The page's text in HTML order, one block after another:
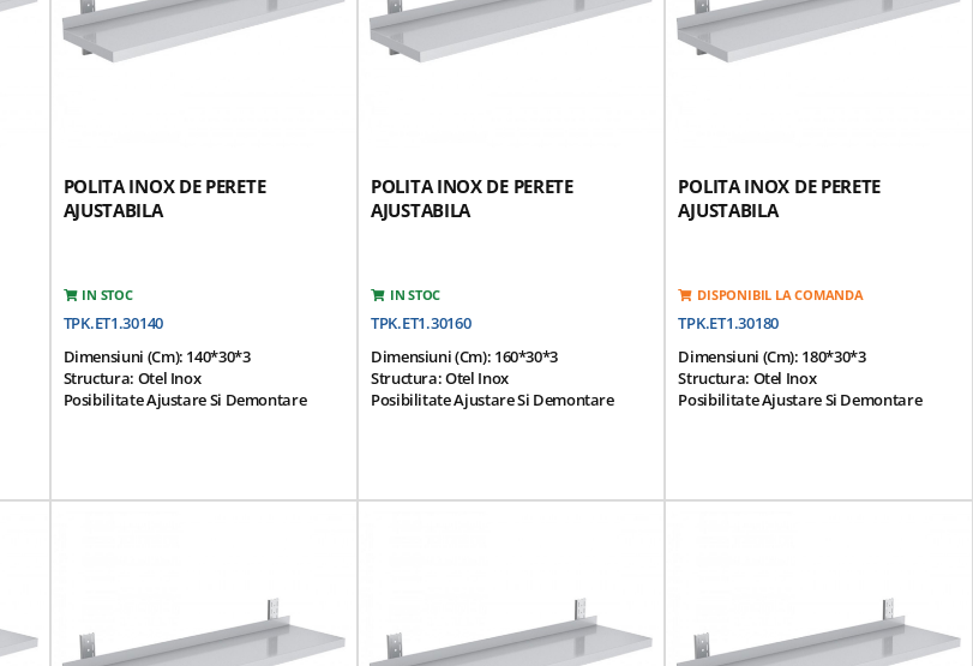
POLITA INOX DE PERETE
AJUSTABILA
IN STOC
TPK.ET1.30140
Dimensiuni (cm): 140*30*3
Structura: Otel Inox
Posibilitate Ajustare Si Demontare
POLITA INOX DE PERETE
AJUSTABILA
IN STOC
TPK.ET1.30160
Dimensiuni (cm): 160*30*3
Structura: Otel Inox
Posibilitate Ajustare Si Demontare
POLITA INOX DE PERETE
AJUSTABILA
DISPONIBIL LA COMANDA
TPK.ET1.30180
Dimensiuni (cm): 180*30*3
Structura: Otel Inox
Posibilitate Ajustare Si Demontare